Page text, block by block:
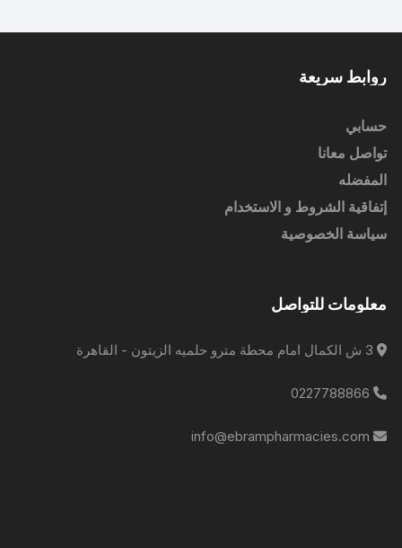
روابط سريعة
حسابي
تواصل معانا
المفضله
إتفاقية الشروط و الاستخدام
سياسة الخصوصية
معلومات للتواصل